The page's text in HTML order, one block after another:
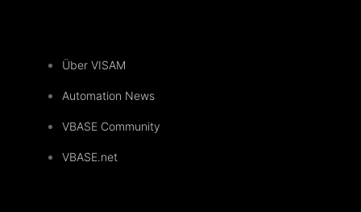
Über VISAM
Automation News
VBASE Community
VBASE.net